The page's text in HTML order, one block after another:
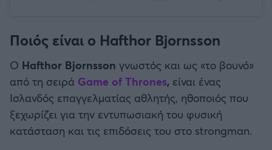
Ποιός είναι ο Hafthor Bjornsson
Ο Hafthor Bjornsson γνωστός και ως «το βουνό»
από τη σειρά Game of Thrones, είναι ένας
Ισλανδός επαγγελματίας αθλητής, ηθοποιός που
ξεχωρίζει για την εντυπωσιακή του φυσική
κατάσταση και τις επιδόσεις του στο strongman.